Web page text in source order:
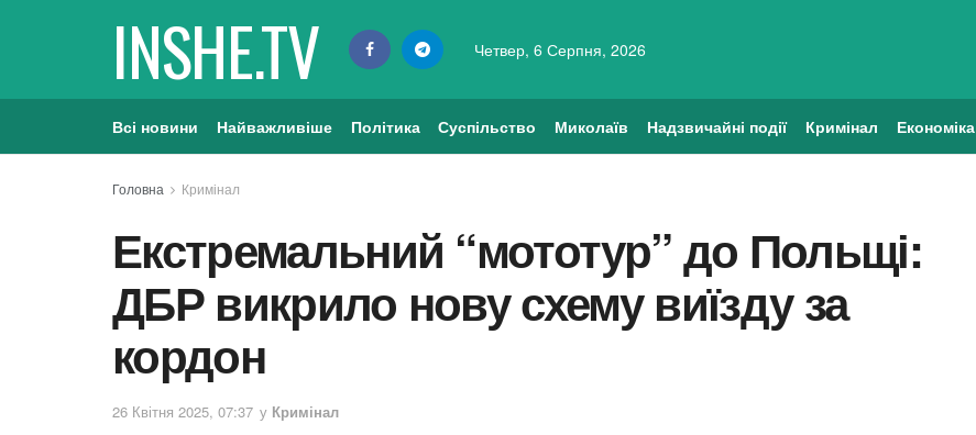
INSHE.TV Четвер, 6 Серпня, 2026
Всі новини Найважливіше Політика Суспільство Миколаїв Надзвичайні події Кримінал Економіка
Головна Кримінал
Екстремальний “мототур” до Польщі:
ДБР викрило нову схему виїзду за
кордон
26 Квітня 2025, 07:37 у Кримінал